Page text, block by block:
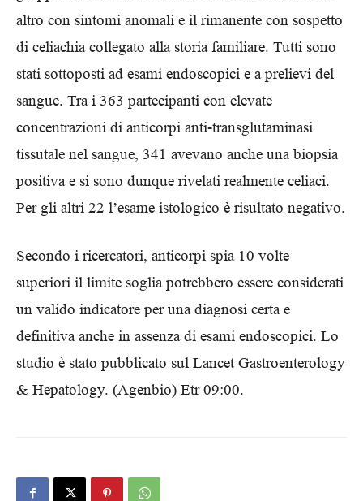
altro con sintomi anomali e il rimanente con sospetto
di celiachia collegato alla storia familiare. Tutti sono
stati sottoposti ad esami endoscopici e a prelievi del
sangue. Tra i 363 partecipanti con elevate
concentrazioni di anticorpi anti-transglutaminasi
tissutale nel sangue, 341 avevano anche una biopsia
positiva e si sono dunque rivelati realmente celiaci.
Per gli altri 22 l’esame istologico è risultato negativo.
Secondo i ricercatori, anticorpi spia 10 volte
superiori il limite soglia potrebbero essere considerati
un valido indicatore per una diagnosi certa e
definitiva anche in assenza di esami endoscopici. Lo
studio è stato pubblicato sul Lancet Gastroenterology
& Hepatology. (Agenbio) Etr 09:00.